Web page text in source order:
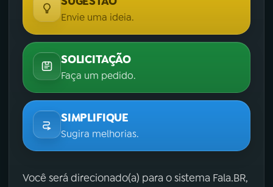
Envie uma ideia.
SOLICITAÇÃO
Faça um pedido.
SIMPLIFIQUE
Sugira melhorias.
Você será direcionado(a) para o sistema Fala.BR,